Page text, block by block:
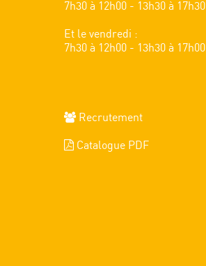
7h30 à 12h00 - 13h30 à 17h30
Et le vendredi :
7h30 à 12h00 - 13h30 à 17h00
Recrutement
Catalogue PDF